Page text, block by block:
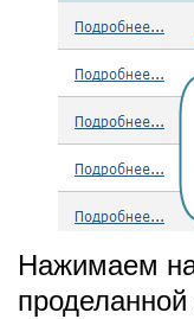
Нажимаем